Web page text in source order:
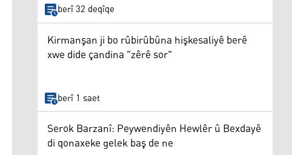
berî 32 deqîqe
Kirmanşan ji bo rûbirûbûna hişkesaliyê berê
xwe dide çandina "zêrê sor"
berî 1 saet
Serok Barzanî: Peywendiyên Hewlêr û Bexdayê
di qonaxeke gelek baş de ne